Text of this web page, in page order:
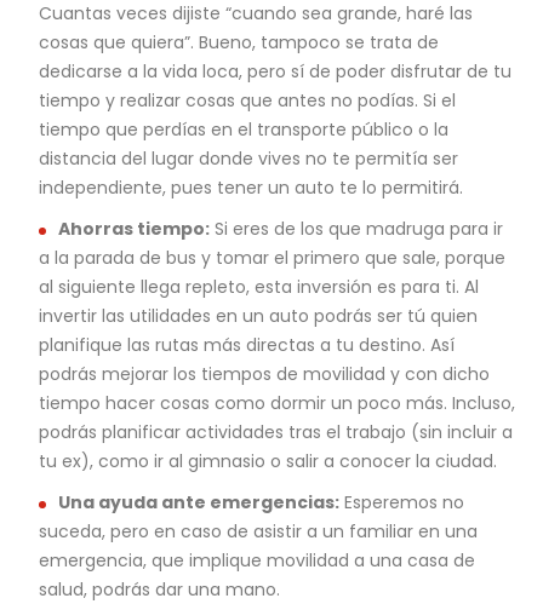
Cuantas veces dijiste “cuando sea grande, haré las
cosas que quiera”. Bueno, tampoco se trata de
dedicarse a la vida loca, pero sí de poder disfrutar de tu
tiempo y realizar cosas que antes no podías. Si el
tiempo que perdías en el transporte público o la
distancia del lugar donde vives no te permitía ser
independiente, pues tener un auto te lo permitirá.
Ahorras tiempo: Si eres de los que madruga para ir
a la parada de bus y tomar el primero que sale, porque
al siguiente llega repleto, esta inversión es para ti. Al
invertir las utilidades en un auto podrás ser tú quien
planifique las rutas más directas a tu destino. Así
podrás mejorar los tiempos de movilidad y con dicho
tiempo hacer cosas como dormir un poco más. Incluso,
podrás planificar actividades tras el trabajo (sin incluir a
tu ex), como ir al gimnasio o salir a conocer la ciudad.
Una ayuda ante emergencias: Esperemos no
suceda, pero en caso de asistir a un familiar en una
emergencia, que implique movilidad a una casa de
salud, podrás dar una mano.